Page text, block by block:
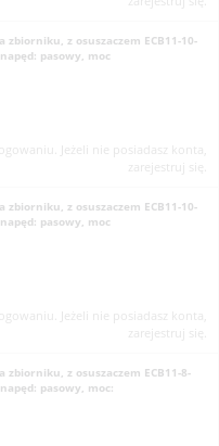
zbiorniku, z osuszaczem ECB11-10-
pasowy, moc
Jeżeli nie posiadasz konta,
zarejestruj się.
zbiorniku, z osuszaczem ECB11-10-
pasowy, moc
Jeżeli nie posiadasz konta,
zarejestruj się.
zbiorniku, z osuszaczem ECB11-8-
pasowy, moc: